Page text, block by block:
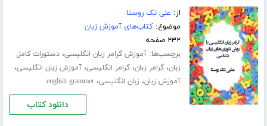
از: علی تک روستا
موضوع:کتاب‌های آموزش زبان
۲۳۲ صفحه
برچسب‌ها:آموزش گرامر زبان انگلیسی،دستورات کامل
زبان،گرامر زبان،گرامر انگلیسی،آموزش زبان انگلیسی،
آموزش زبان، زبان انگلیسی،english grammer
دانلود کتاب